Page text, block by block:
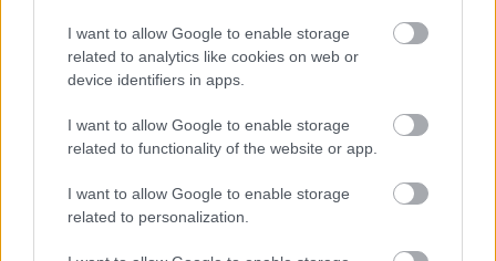
I want to allow Google to enable storage
related to analytics like cookies on web or
device identifiers in apps.
I want to allow Google to enable storage
related to functionality of the website or app.
I want to allow Google to enable storage
related to personalization.